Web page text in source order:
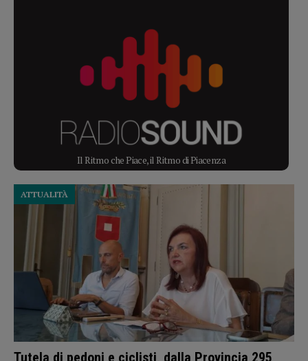
Il Ritmo che Piace, il Ritmo di Piacenza
ATTUALITÀ